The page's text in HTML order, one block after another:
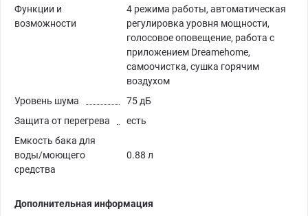
Функции и
возможности
4 режима работы, автоматическая
регулировка уровня мощности,
голосовое оповещение, работа с
приложением Dreamehome,
самоочистка, сушка горячим
воздухом
Уровень шума
75 дБ
Защита от перегрева
есть
Емкость бака для
воды/моющего
средства
0.88 л
Дополнительная информация